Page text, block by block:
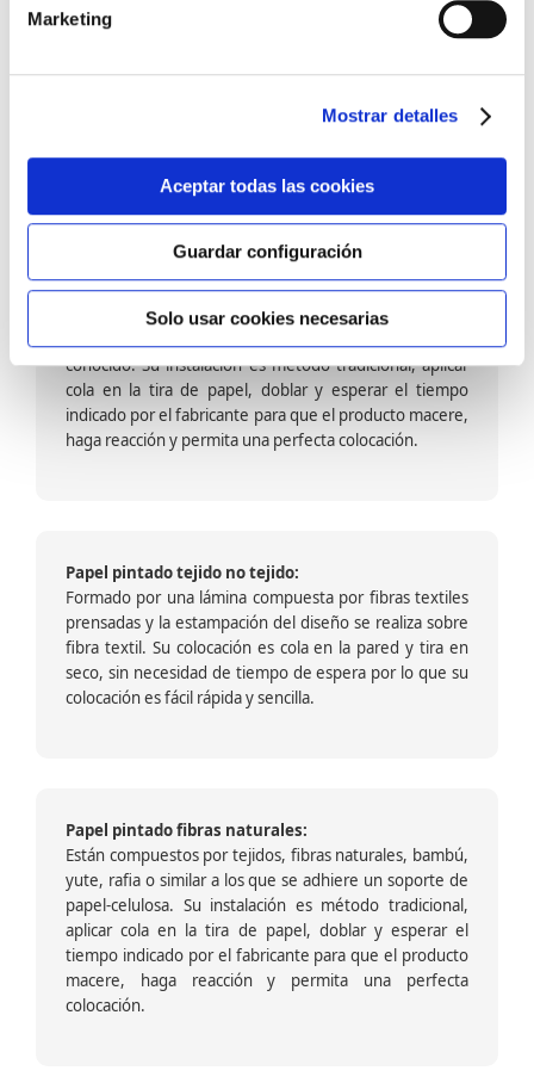
Marketing
Mostrar detalles
Aceptar todas las cookies
Guardar configuración
Solo usar cookies necesarias
barniz multiadherente en base agua. En zonas de
fuegos, se recomienda proteger con placas, silestone,
dado que el frotar en exceso dañaría el papel. Su
colocación es cola en la pared y tira en seco, sin
colocación es fácil rápida y sencilla.
Papel pintado calidad papel:
Formado por una capa de papel sobre un soporte de
conocido. Su instalación es método tradicional, aplicar
cola en la tira de papel, doblar y esperar el tiempo
indicado por el fabricante para que el producto macere,
haga reacción y permita una perfecta colocación.
Papel pintado tejido no tejido:
Formado por una lámina compuesta por fibras textiles
prensadas y la estampación del diseño se realiza sobre
fibra textil. Su colocación es cola en la pared y tira en
seco, sin necesidad de tiempo de espera por lo que su
colocación es fácil rápida y sencilla.
Papel pintado fibras naturales:
Están compuestos por tejidos, fibras naturales, bambú,
yute, rafia o similar a los que se adhiere un soporte de
papel-celulosa. Su instalación es método tradicional,
aplicar cola en la tira de papel, doblar y esperar el
tiempo indicado por el fabricante para que el producto
macere, haga reacción y permita una perfecta
colocación.